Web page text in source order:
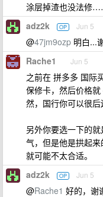
涂层掉渣也没法修
adz2k OP Jun 5
@47jm9ozp 明白...
Rache1 Jun 5
之前在 拼多多 国际
保修卡，然后价格
然，国行你可以很后
另外你要选一下的
气，但是他是拱起来
就可能不太合适。
adz2k OP Jun 5
@Rache1 好的，谢